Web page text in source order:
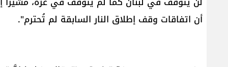
أن اتفاقات وقف إطلاق النار السابقة لم تُحترم".